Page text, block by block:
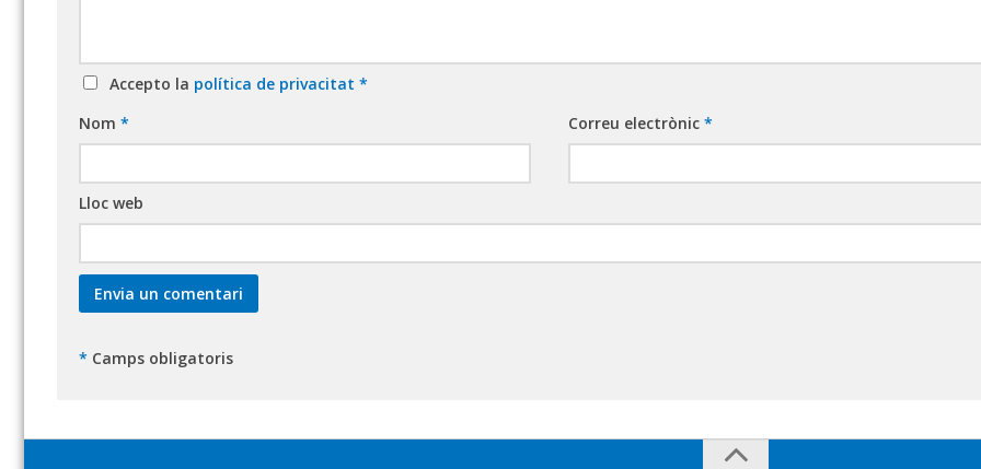
Accepto la política de privacitat *
Nom * Correu electrònic*
Lloc web
* Camps obligatoris